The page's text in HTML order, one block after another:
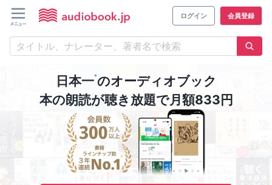
ログイン 会員登録
日本一※のオーディオブック
本の朗読が聴き放題で月額833円